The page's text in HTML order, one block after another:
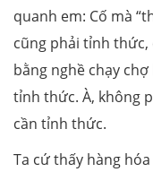
quanh em: Cố mà
cũng phải tỉnh
bằng nghề chạy
tỉnh thức. À, không
cần tỉnh thức.
Ta cứ thấy hàng